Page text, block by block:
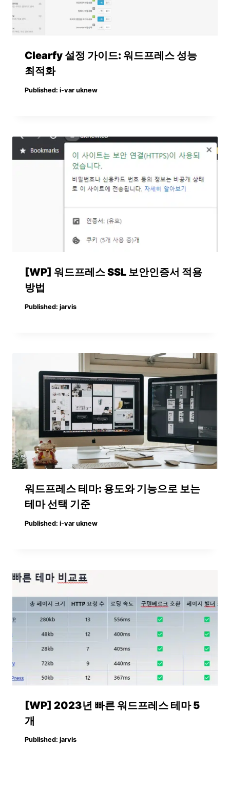
Clearfy 설정 가이드: 워드프레스 성능
최적화
Published: i-var uknew
[WP] 워드프레스 SSL 보안인증서 적용
방법
Published: jarvis
워드프레스 테마: 용도와 기능으로 보는
테마 선택 기준
Published: i-var uknew
[WP] 2023년 빠른 워드프레스 테마 5
개
Published: jarvis